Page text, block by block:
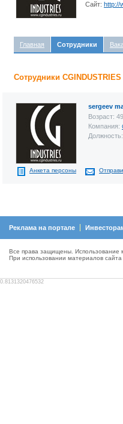
Сайт: http://
Главная Сотрудники
Сотрудники CGINDUSTRIES
sergeev
Возраст: 49
Компания:
Анкета персоны
Реклама на портале
Все права защищены. Использование
При использовании материалов сайта
0.8131320476532